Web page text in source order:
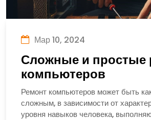
Мар 10, 2024
Сложные и простые
компьютеров
Ремонт компьютеров может быть
сложным, в зависимости от
уровня навыков человека,